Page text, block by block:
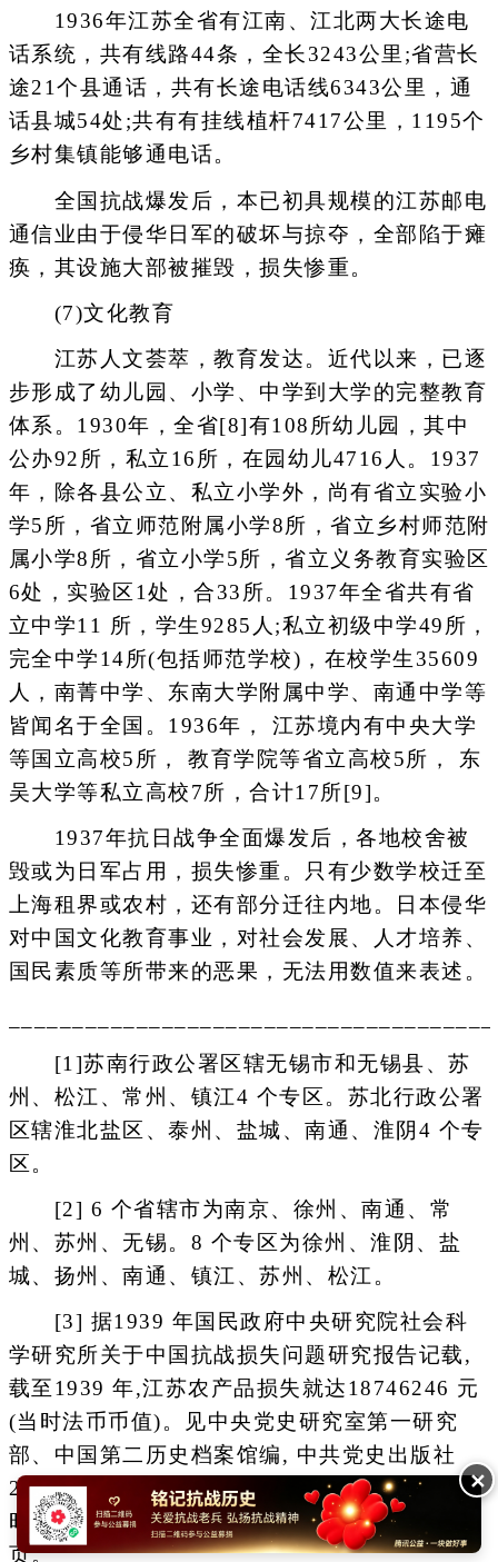
1936年江苏全省有江南、江北两大长途电
话系统，共有线路44条，全长3243公里;省营长
途21个县通话，共有长途电话线6343公里，通
话县城54处;共有有挂线植杆7417公里，1195个
乡村集镇能够通电话。
全国抗战爆发后，本已初具规模的江苏邮电
通信业由于侵华日军的破坏与掠夺，全部陷于瘫
痪，其设施大部被摧毁，损失惨重。
(7)文化教育
江苏人文荟萃，教育发达。近代以来，已逐
步形成了幼儿园、小学、中学到大学的完整教育
体系。1930年，全省[8]有108所幼儿园，其中
公办92所，私立16所，在园幼儿4716人。1937
年，除各县公立、私立小学外，尚有省立实验小
学5所，省立师范附属小学8所，省立乡村师范附
属小学8所，省立小学5所，省立义务教育实验区
6处，实验区1处，合33所。1937年全省共有省
立中学11 所，学生9285人;私立初级中学49所，
完全中学14所(包括师范学校)，在校学生35609
人，南菁中学、东南大学附属中学、南通中学等
皆闻名于全国。1936年， 江苏境内有中央大学
等国立高校5所， 教育学院等省立高校5所， 东
吴大学等私立高校7所，合计17所[9]。
1937年抗日战争全面爆发后，各地校舍被
毁或为日军占用，损失惨重。只有少数学校迁至
上海租界或农村，还有部分迁往内地。日本侵华
对中国文化教育事业，对社会发展、人才培养、
国民素质等所带来的恶果，无法用数值来表述。
[1]苏南行政公署区辖无锡市和无锡县、苏
州、松江、常州、镇江4 个专区。苏北行政公署
区辖淮北盐区、泰州、盐城、南通、淮阴4 个专
区。
[2] 6 个省辖市为南京、徐州、南通、常
州、苏州、无锡。8 个专区为徐州、淮阴、盐
城、扬州、南通、镇江、苏州、松江。
[3] 据1939 年国民政府中央研究院社会科
学研究所关于中国抗战损失问题研究报告记载,
载至1939 年,江苏农产品损失就达18746246 元
(当时法币币值)。见中央党史研究室第一研究
部、中国第二历史档案馆编, 中共党史出版社
2014 年出版的《国民政府档案中有关抗日战争
时期人口伤亡和财产损失资料选编》(1), 第175
页。
✕